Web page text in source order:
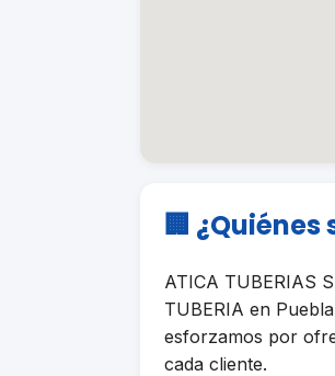
🏢 ¿Quiénes
ATICA TUBERIAS
TUBERIA en
esforzamos por
cada cliente.